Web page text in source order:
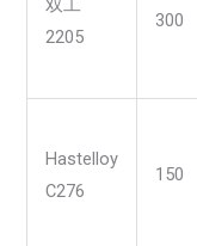
双工
2205
300
Hastelloy
C276
150